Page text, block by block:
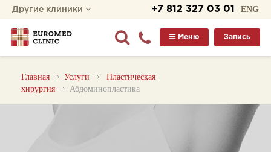
ENG
+7 812 327 03 01
Другие клиники
Запись
Меню
Главная Услуги
Пластическая
хирургия
Абдоминопластика